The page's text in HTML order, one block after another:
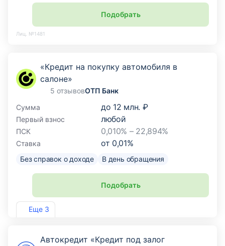
Подобрать
Лиц. №1481
Еще 3
«Кредит на покупку автомобиля в
салоне»
5 отзывовОТП Банк
Сумма
до 12 млн. ₽
Первый взнос любой
ПСК 0,010% – 22,894%
Ставка от 0,01%
Без справок о доходе В день обращения
Подобрать
Лиц. №2766
Автокредит «Кредит под залог